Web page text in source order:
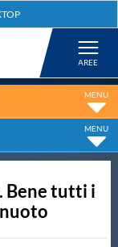
Bene tutti i